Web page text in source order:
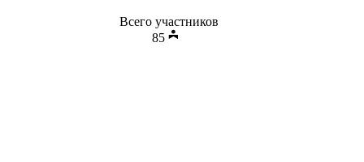
Всего участников
85